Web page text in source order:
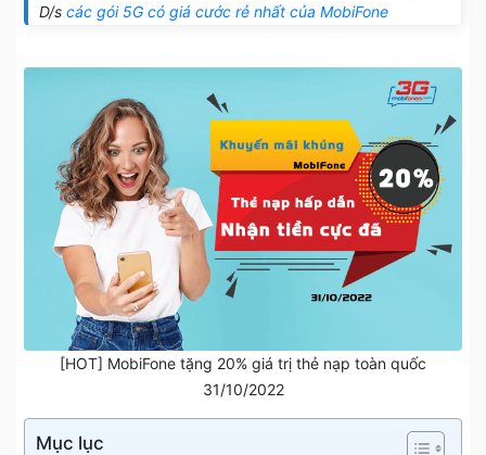
D/s các gói 5G có giá cước rẻ nhất của MobiFone
[HOT] MobiFone tặng 20% giá trị thẻ nạp toàn quốc
31/10/2022
Mục lục